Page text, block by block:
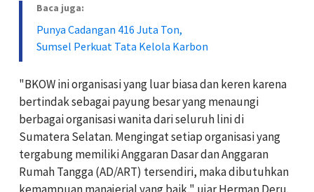
Baca juga:
Punya Cadangan 416 Juta Ton,
Sumsel Perkuat Tata Kelola Karbon
"BKOW ini organisasi yang luar biasa dan keren karena
bertindak sebagai payung besar yang menaungi
berbagai organisasi wanita dari seluruh lini di
Sumatera Selatan. Mengingat setiap organisasi yang
tergabung memiliki Anggaran Dasar dan Anggaran
Rumah Tangga (AD/ART) tersendiri, maka dibutuhkan
kemampuan manajerial yang baik," ujar Herman Deru.